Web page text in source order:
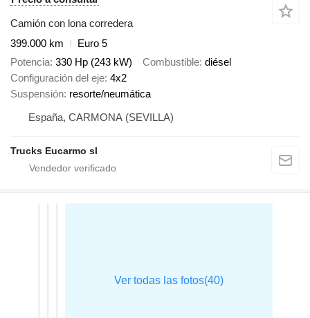
Camión con lona corredera
399.000 km
Euro 5
Potencia 330 Hp (243 kW) Combustible diésel
Configuración del eje 4x2
Suspensión resorte/neumática
España, CARMONA (SEVILLA)
Trucks Eucarmo sl